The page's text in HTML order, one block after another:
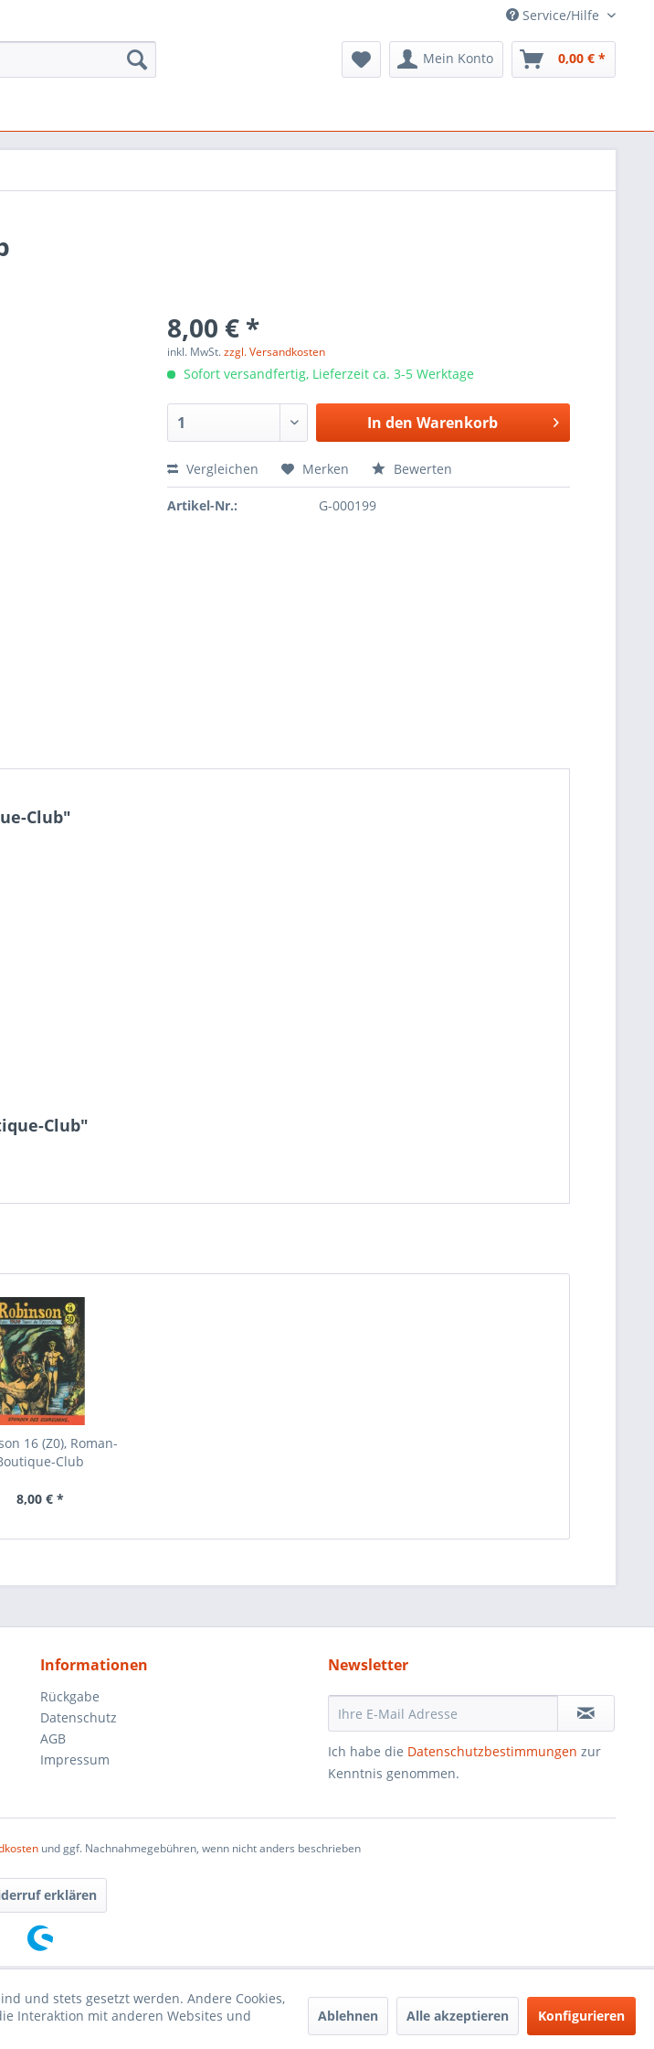
Service/Hilfe
Mein Konto 0,00 € *
8,00 € *
inkl. MwSt.zzgl. Versandkosten
Sofort versandfertig, Lieferzeit ca. 3-5 Werktage
In den Warenkorb
Vergleichen Merken Bewerten
Artikel-Nr.: G-000199
Club"
Club"
16 (Z0), Roman-
Club
8,00 € *
Informationen
Rückgabe
Datenschutz
AGB
Impressum
Newsletter
Ich habe die Datenschutzbestimmungen zur
Kenntnis genommen.
und ggf. Nachnahmegebühren, wenn nicht anders beschrieben
erklären
und stets gesetzt werden. Andere Cookies,
Interaktion mit anderen Websites und
Ablehnen Alle akzeptieren Konfigurieren